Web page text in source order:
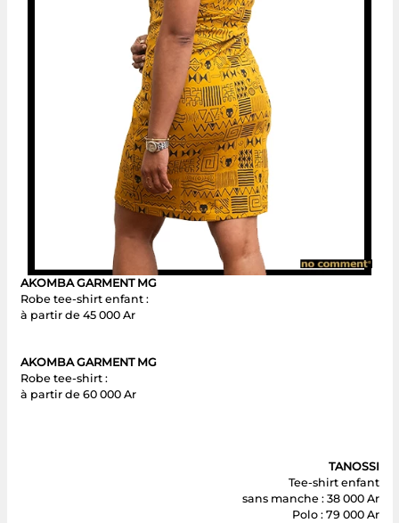
AKOMBA GARMENT MG
Robe tee-shirt enfant :
à partir de 45 000 Ar
AKOMBA GARMENT MG
Robe tee-shirt :
à partir de 60 000 Ar
TANOSSI
Tee-shirt enfant
sans manche : 38 000 Ar